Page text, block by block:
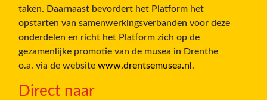
taken. Daarnaast bevordert het Platform het
opstarten van samenwerkingsverbanden voor deze
onderdelen en richt het Platform zich op de
gezamenlijke promotie van de musea in Drenthe
o.a. via de website www.drentsemusea.nl .
Direct naar